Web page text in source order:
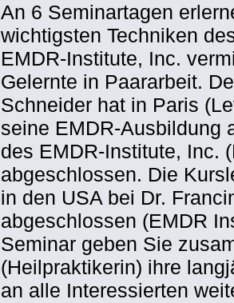
An 6 Seminartagen
wichtigsten Techniken
EMDR-Institute, Inc.
Gelernte in Paararbeit.
Schneider hat in Paris
seine EMDR-Ausbildung
des EMDR-Institute, Inc.
abgeschlossen. Die
in den USA bei Dr.
abgeschlossen (EMDR
Seminar geben Sie
(Heilpraktikerin) ihre
an alle Interessierten